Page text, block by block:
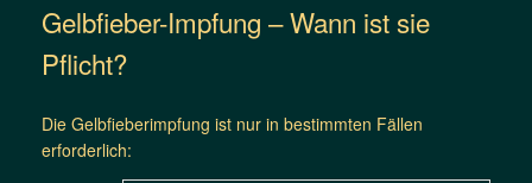
Gelbfieber-Impfung – Wann ist sie
Pflicht?
Die Gelbfieberimpfung ist nur in bestimmten Fällen
erforderlich: